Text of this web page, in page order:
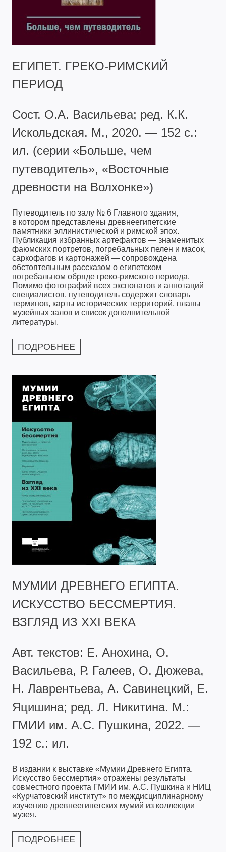
ЕГИПЕТ. ГРЕКО-РИМСКИЙ
ПЕРИОД
Сост. О.А. Васильева; ред. К.К.
Искольдская. М., 2020. — 152 с.:
ил. (серии «Больше, чем
путеводитель», «Восточные
древности на Волхонке»)
Путеводитель по залу № 6 Главного здания,
в котором представлены древнеегипетские
памятники эллинистической и римской эпох.
Публикация избранных артефактов — знаменитых
фаюмских портретов, погребальных пелен и масок,
саркофагов и картонажей — сопровождена
обстоятельным рассказом о египетском
погребальном обряде греко-римского периода.
Помимо фотографий всех экспонатов и аннотаций
специалистов, путеводитель содержит словарь
терминов, карты исторических территорий, планы
музейных залов и список дополнительной
литературы.
ПОДРОБНЕЕ
МУМИИ ДРЕВНЕГО ЕГИПТА.
ИСКУССТВО БЕССМЕРТИЯ.
ВЗГЛЯД ИЗ XXI ВЕКА
Авт. текстов: Е. Анохина, О.
Васильева, Р. Галеев, О. Дюжева,
Н. Лаврентьева, А. Савинецкий, Е.
Яцишина; ред. Л. Никитина. М.:
ГМИИ им. А.С. Пушкина, 2022. —
192 с.: ил.
В издании к выставке «Мумии Древнего Египта.
Искусство бессмертия» отражены результаты
совместного проекта ГМИИ им. А.С. Пушкина и НИЦ
«Курчатовский институт» по междисциплинарному
изучению древнеегипетских мумий из коллекции
музея.
ПОДРОБНЕЕ